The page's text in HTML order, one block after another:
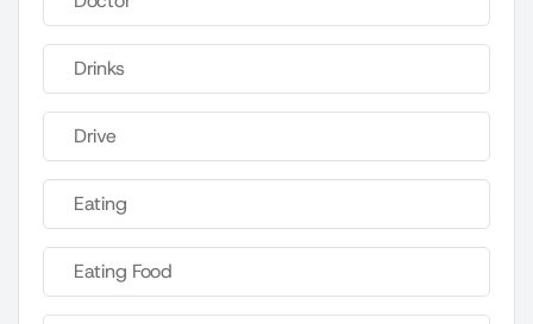
Drinks
Drive
Eating
Eating Food